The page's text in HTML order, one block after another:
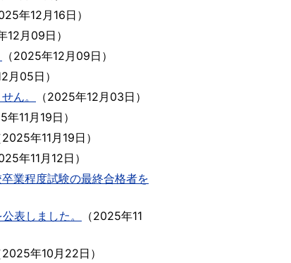
年12月16日 ）
12月09日 ）
（2025年12月09日 ）
月05日）
ん。
（2025年12月03日 ）
年11月19日 ）
2025年11月19日 ）
年11月12日 ）
業程度試験の最終合格者を
表しました。
（2025年11
2025年10月22日 ）